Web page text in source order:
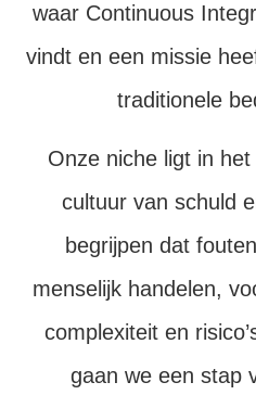
waar Continuous
vindt en een missie
traditionele
Onze niche ligt in
cultuur van schuld
begrijpen dat
menselijk handelen,
complexiteit en
gaan we een stap